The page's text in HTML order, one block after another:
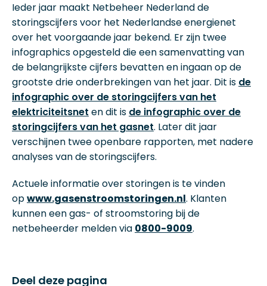
Ieder jaar maakt Netbeheer Nederland de
storingscijfers voor het Nederlandse energienet
over het voorgaande jaar bekend. Er zijn twee
infographics opgesteld die een samenvatting van
de belangrijkste cijfers bevatten en ingaan op de
grootste drie onderbrekingen van het jaar. Dit is de
infographic over de storingcijfers van het
elektriciteitsnet en dit is de infographic over de
storingcijfers van het gasnet. Later dit jaar
verschijnen twee openbare rapporten, met nadere
analyses van de storingscijfers.
Actuele informatie over storingen is te vinden
opwww.gasenstroomstoringen.nl. Klanten
kunnen een gas- of stroomstoring bij de
netbeheerder melden via 0800-9009.
Deel deze pagina